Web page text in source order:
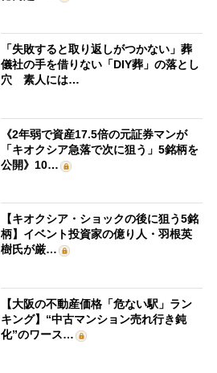
「失敗すると取り返しがつかない」葬
儀社の手を借りない「DIY葬」の落とし
穴 素人には…
《2年弱で資産17.5倍の元証券マンが
「キオクシア急落で次に狙う」5銘柄を
公開》10…
【キオクシア・ショックの後に狙う5銘
柄】イベント投資家の億り人・羽根英
樹氏が厳…
【大阪の不動産価格「危ない駅」ラン
キング】“中古マンション売れ行き鈍
化”のワース…